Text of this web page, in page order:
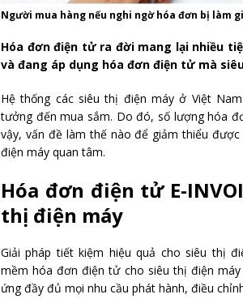
Người mua hàng nếu nghi ngờ hóa đơn bị làm
Hóa đơn điện tử ra đời mang lại nhiều
và đang áp dụng hóa đơn điện tử mà
Hệ thống các siêu thị điện máy ở Việt
tưởng đến mua sắm. Do đó, số lượng hóa
vậy, vấn đề làm thế nào để giảm thiểu
điện máy quan tâm.
Hóa đơn điện tử E-
thị điện máy
Giải pháp tiết kiệm hiệu quả cho siêu thị
mềm hóa đơn điện tử cho siêu thị điện
ứng đầy đủ mọi nhu cầu phát hành, điều